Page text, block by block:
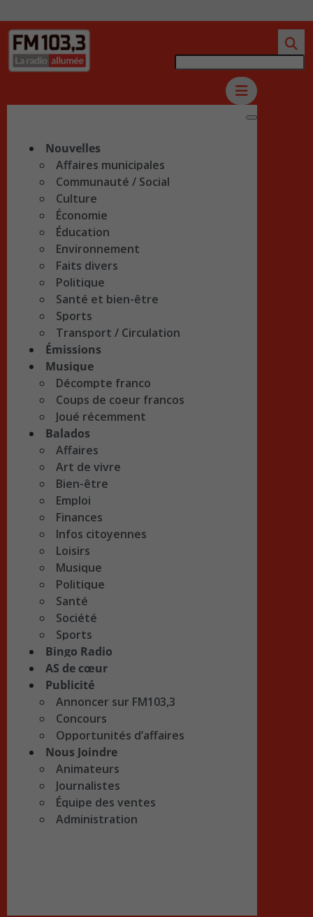
Nouvelles
Affaires municipales
Communauté / Social
Culture
Économie
Éducation
Environnement
Faits divers
Politique
Santé et bien-être
Sports
Transport / Circulation
Émissions
Musique
Décompte franco
Coups de coeur francos
Joué récemment
Balados
Affaires
Art de vivre
Bien-être
Emploi
Finances
Infos citoyennes
Loisirs
Musique
Politique
Santé
Société
Sports
Bingo Radio
AS de cœur
Publicité
Annoncer sur FM103,3
Concours
Opportunités d’affaires
Nous Joindre
Animateurs
Journalistes
Équipe des ventes
Administration